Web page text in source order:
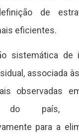
de
eficientes.
sistemática de
associada
observadas
do país,
para a